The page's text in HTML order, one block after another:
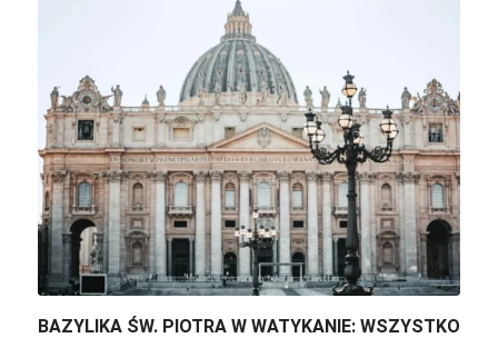
BAZYLIKA ŚW. PIOTRA W WATYKANIE: WSZYSTKO